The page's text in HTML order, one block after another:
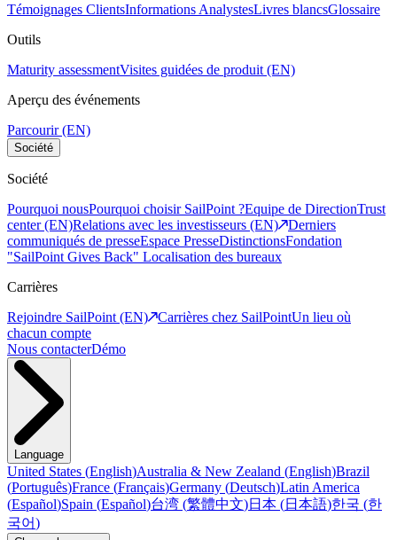
Témoignages ClientsInformations AnalystesLivres blancsGlossaire
Outils
Maturity assessmentVisites guidées de produit (EN)
Aperçu des événements
Parcourir (EN)
Société
Société
Pourquoi nousPourquoi choisir SailPoint ?Equipe de DirectionTrust
center (EN)Relations avec les investisseurs (EN)
Derniers
communiqués de presseEspace PresseDistinctionsFondation
"SailPoint Gives Back" Localisation des bureaux
Carrières
Rejoindre SailPoint (EN)
Carrières chez SailPointUn lieu où
chacun compte
Nous contacterDémo
Language
United States (English)Australia & New Zealand (English)Brazil
(Português)France (Français)Germany (Deutsch)Latin America
(Español)Spain (Español)台湾 (繁體中文)日本 (日本語)한국 (한
국어)